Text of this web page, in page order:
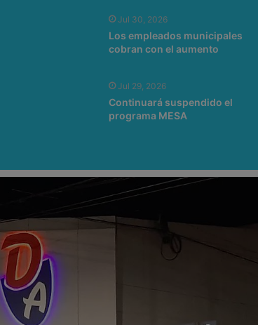
Jul 30, 2026
Los empleados municipales
cobran con el aumento
Jul 29, 2026
Continuará suspendido el
programa MESA